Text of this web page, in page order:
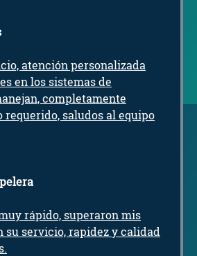
atención personalizada
en los sistemas de
completamente
requerido, saludos al equipo
rápido, superaron mis
su servicio, rapidez y calidad